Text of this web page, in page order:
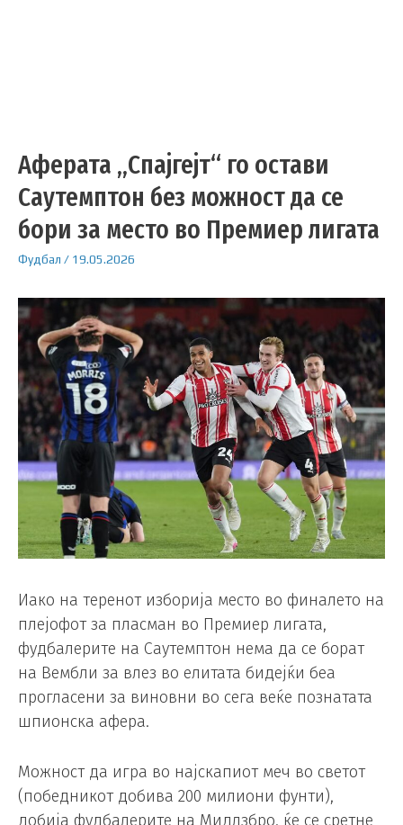
Аферата „Спајгејт“ го остави
Саутемптон без можност да се
бори за место во Премиер лигата
Фудбал / 19.05.2026
Иако на теренот изборија место во финалето на
плејофот за пласман во Премиер лигата,
фудбалерите на Саутемптон нема да се борат
на Вембли за влез во елитата бидејќи беа
прогласени за виновни во сега веќе познатата
шпионска афера.
Можност да игра во најскапиот меч во светот
(победникот добива 200 милиони фунти),
добија фудбалерите на Мидлзбро. ќе се сретне